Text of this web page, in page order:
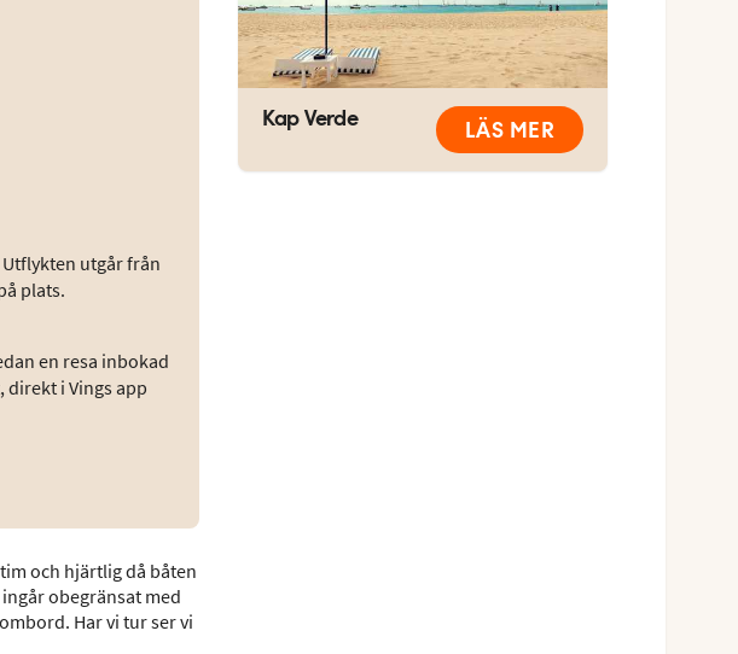
utgår från
plats.
en resa inbokad
direkt i Vings app
och hjärtlig då båten
obegränsat med
Har vi tur ser vi
Kap Verde LÄS MER